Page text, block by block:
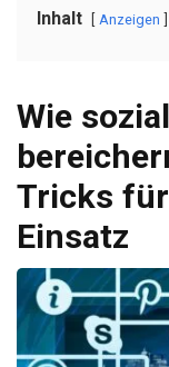
Inhalt Anzeigen
Wie
Tricks
Einsatz